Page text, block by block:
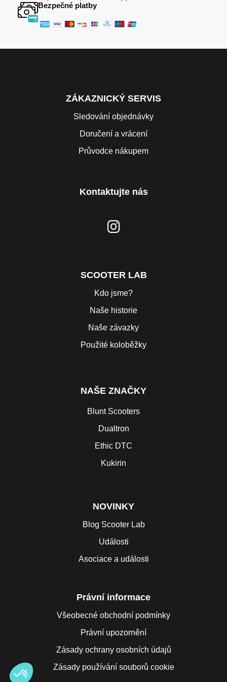
Bezpečné platby
ZÁKAZNICKÝ SERVIS
Sledování objednávky
Doručení a vrácení
Průvodce nákupem
Kontaktujte nás
SCOOTER LAB
Kdo jsme?
Naše historie
Naše závazky
Použité koloběžky
NAŠE ZNAČKY
Blunt Scooters
Dualtron
Ethic DTC
Kukirin
NOVINKY
Blog Scooter Lab
Události
Asociace a události
Právní informace
Všeobecné obchodní podmínky
Právní upozornění
Zásady ochrany osobních údajů
Zásady používání souborů cookie